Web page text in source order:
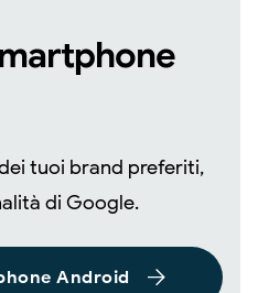
tuoi brand preferiti,
di Google.
Android